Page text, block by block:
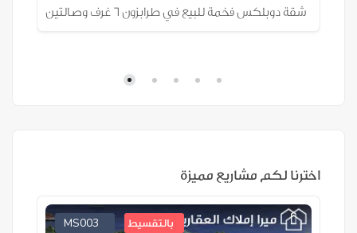
شقة دوبلكس فخمة للبيع في طرابزون 6 غرف وصالتين
اخترنا لكم مشاريع مميزة
MS003 بالتقسيط